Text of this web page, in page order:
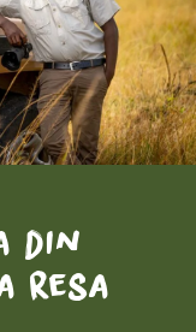
din
resa